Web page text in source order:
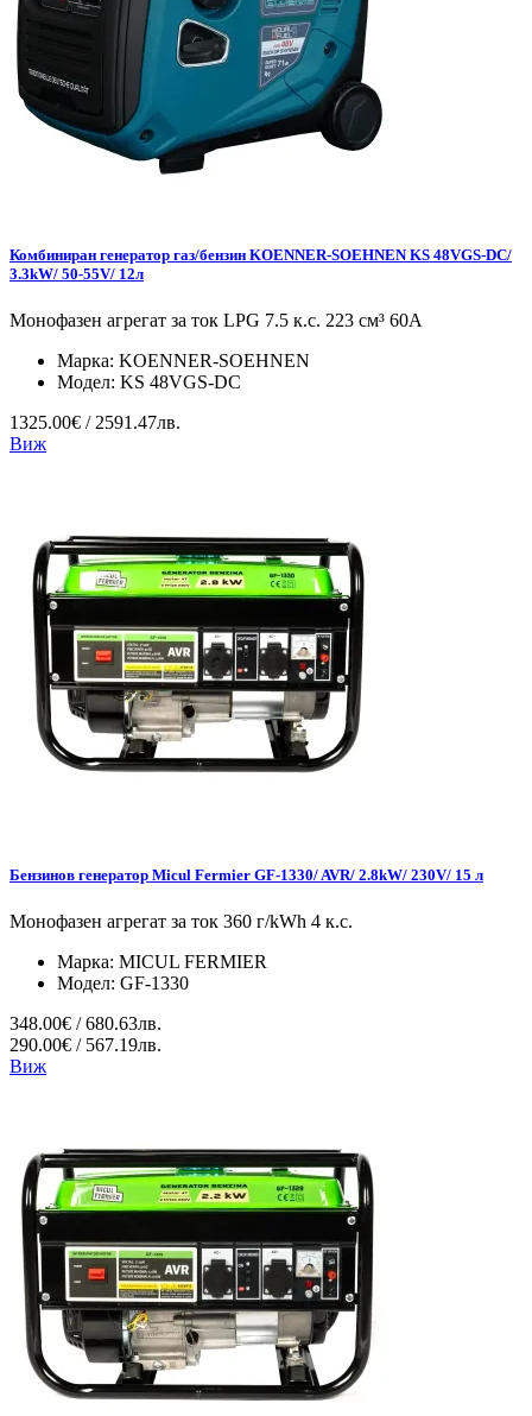
Комбиниран генератор газ/бензин KOENNER-SOEHNEN KS 48VGS-DC/
3.3kW/ 50-55V/ 12л
Монофазен агрегат за ток LPG 7.5 к.с. 223 см³ 60А
Марка: KOENNER-SOEHNEN
Модел: KS 48VGS-DC
1325.00€ / 2591.47лв.
Виж
Бензинов генератор Micul Fermier GF-1330/ AVR/ 2.8kW/ 230V/ 15 л
Монофазен агрегат за ток 360 г/kWh 4 к.с.
Марка: MICUL FERMIER
Модел: GF-1330
348.00€ / 680.63лв.
290.00€ / 567.19лв.
Виж